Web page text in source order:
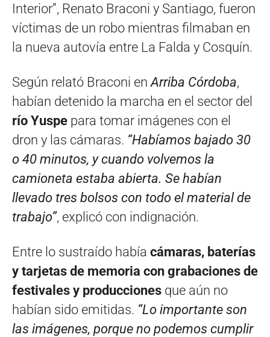
Interior”, Renato Braconi y Santiago, fueron
víctimas de un robo mientras filmaban en
la nueva autovía entre La Falda y Cosquín.
Según relató Braconi enArriba Córdoba,
habían detenido la marcha en el sector del
río Yuspe para tomar imágenes con el
dron y las cámaras. “Habíamos bajado 30
o 40 minutos, y cuando volvemos la
camioneta estaba abierta. Se habían
llevado tres bolsos con todo el material de
trabajo”, explicó con indignación.
Entre lo sustraído había cámaras, baterías
y tarjetas de memoria con grabaciones de
festivales y producciones que aún no
habían sido emitidas. “Lo importante son
las imágenes, porque no podemos cumplir